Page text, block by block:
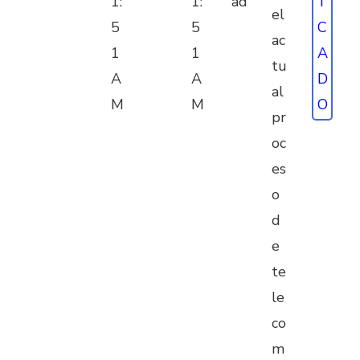
5
1
A
M
5
1
A
M
el
ac
tu
al
pr
oc
es
o
d
e
te
le
co
m
C
A
D
O